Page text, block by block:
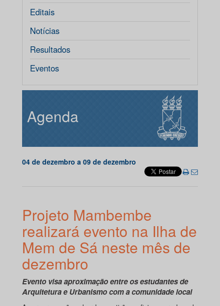
Editais
Notícias
Resultados
Eventos
Agenda
04 de dezembro a 09 de dezembro
Projeto Mambembe
realizará evento na Ilha de
Mem de Sá neste mês de
dezembro
Evento visa aproximação entre os estudantes de
Arquitetura e Urbanismo com a comunidade local